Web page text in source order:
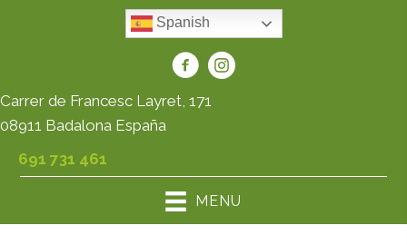
Spanish
Carrer de Francesc Layret, 171
08911 Badalona España
691 731 461
MENU